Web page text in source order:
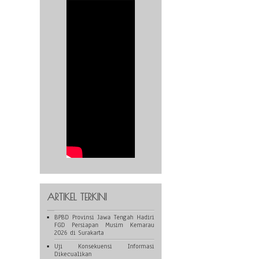
ARTIKEL TERKINI
BPBD Provinsi Jawa Tengah Hadiri
FGD Persiapan Musim Kemarau
2026 di Surakarta
Uji Konsekuensi Informasi
Dikecualikan